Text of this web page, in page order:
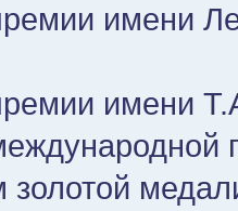
имени
имени
золотой